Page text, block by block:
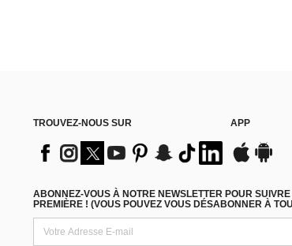
TROUVEZ-NOUS SUR APP
ABONNEZ-VOUS À NOTRE NEWSLETTER POUR
PREMIÈRE ! (VOUS POUVEZ VOUS DÉSABONNER À